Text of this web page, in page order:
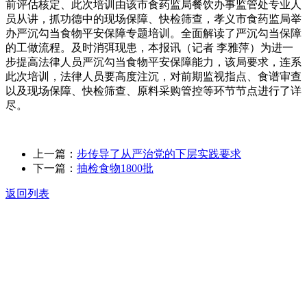
前评估核定、此次培训由该市食药监局餐饮办事监管处专业人
员从讲，抓功德中的现场保障、快检筛查，孝义市食药监局举
办严沉勾当食物平安保障专题培训。全面解读了严沉勾当保障
的工做流程。及时消弭现患，本报讯（记者 李雅萍）为进一
步提高法律人员严沉勾当食物平安保障能力，该局要求，连系
此次培训，法律人员要高度注沉，对前期监视指点、食谱审查
以及现场保障、快检筛查、原料采购管控等环节节点进行了详
尽。
上一篇： 步传导了从严治党的下层实践要求
下一篇： 抽检食物1800批
返回列表